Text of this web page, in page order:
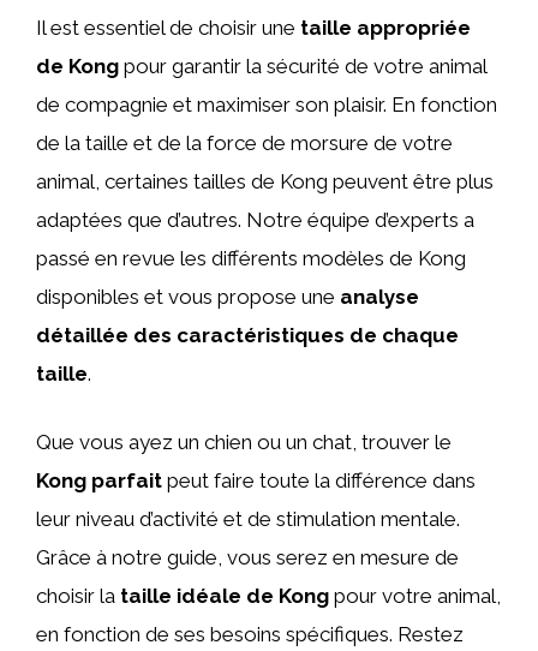
Il est essentiel de choisir une taille appropriée
de Kong pour garantir la sécurité de votre animal
de compagnie et maximiser son plaisir. En fonction
de la taille et de la force de morsure de votre
animal, certaines tailles de Kong peuvent être plus
adaptées que d’autres. Notre équipe d’experts a
passé en revue les différents modèles de Kong
disponibles et vous propose une analyse
détaillée des caractéristiques de chaque
taille.
Que vous ayez un chien ou un chat, trouver le
Kong parfait peut faire toute la différence dans
leur niveau d’activité et de stimulation mentale.
Grâce à notre guide, vous serez en mesure de
choisir la taille idéale de Kong pour votre animal,
en fonction de ses besoins spécifiques. Restez